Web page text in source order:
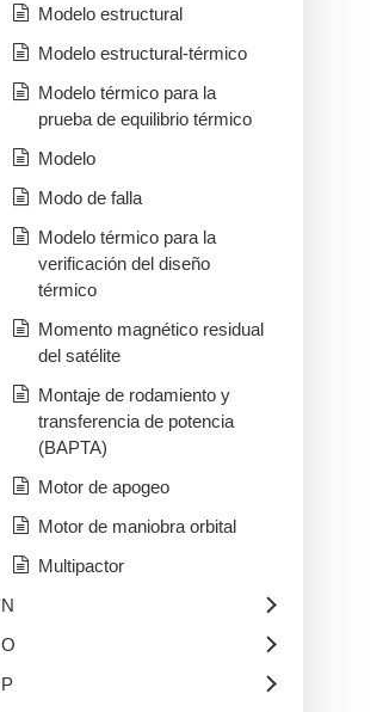
Modelo estructural
Modelo estructural-térmico
Modelo térmico para la
prueba de equilibrio térmico
Modelo
Modo de falla
Modelo térmico para la
verificación del diseño
térmico
Momento magnético residual
del satélite
Montaje de rodamiento y
transferencia de potencia
(BAPTA)
Motor de apogeo
Motor de maniobra orbital
Multipactor
N
O
P